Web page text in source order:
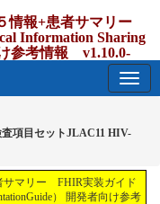
情報+患者サマリー
Information Sharing
参考情報 v1.10.0-
項目セットJLAC11 HIV-
サマリー FHIR実装ガイド
） 開発者向け参考